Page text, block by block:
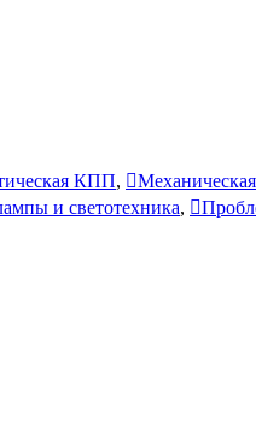
КПП,
и светотехника,